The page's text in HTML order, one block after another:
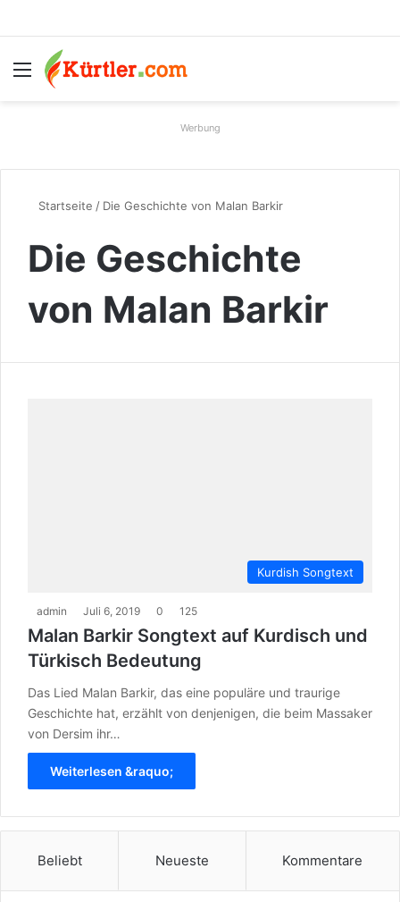
Menü
Werbung
Startseite / Die Geschichte von Malan Barkir
Die Geschichte
von Malan Barkir
Kurdish Songtext
admin Juli 6, 2019 0 125
Malan Barkir Songtext auf Kurdisch und
Türkisch Bedeutung
Das Lied Malan Barkir, das eine populäre und traurige
Geschichte hat, erzählt von denjenigen, die beim Massaker
von Dersim ihr…
Weiterlesen &raquo;
Beliebt Neueste Kommentare